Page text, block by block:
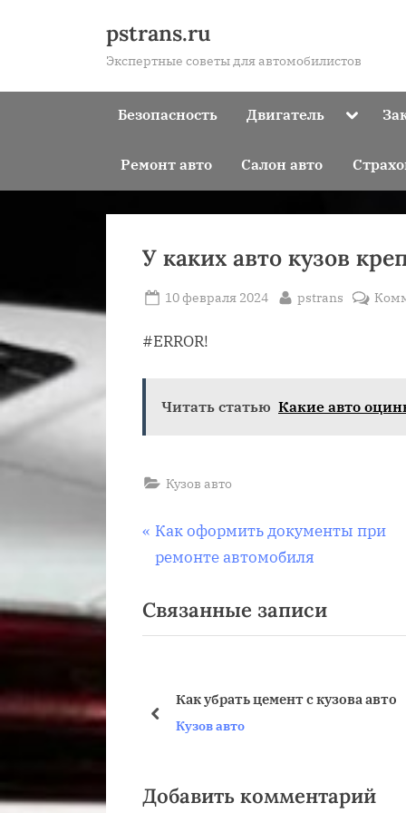
pstrans.ru
Экспертные советы для автомобилистов
Безопасность Двигатель Toggle
Ремонт авто Салон авто
У каких авто кузов
Posted
10 февраля 2024 By
pstrans
#ERROR!
Читать статью Какие авто
Кузов авто
Навигация
записям
П
р
д
ы
щ
з
Как оформить документы при
ремонте автомобиля
Связанные записи
Как убрать цемент с кузова авто
Кузов авто
пред
Добавить комментарий